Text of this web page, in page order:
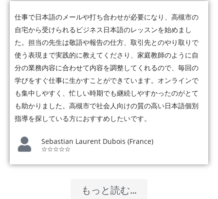
仕事で日本語のメールや打ち合わせが必要になり、高槻市の
自宅から受けられるビジネス日本語のレッスンを始めまし
た。担当の先生は敬語や報告の仕方、取引先とのやり取りで
使う表現まで実践的に教えてくださり、家庭教師のように自
分の業務内容に合わせて内容を調整してくれるので、毎回の
学びをすぐ仕事に生かすことができています。オンラインで
も集中しやすく、忙しい時期でも継続しやすかったのがとて
も助かりました。高槻市で社会人向けの質の高い日本語個別
指導を探している方におすすめしたいです。
Sebastian Laurent Dubois (France)
☆☆☆☆☆
もっと読む…